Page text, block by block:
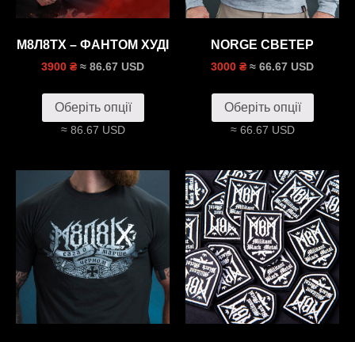
М8Л8ТХ – ФАНТОМ ХУДI
3900 ₴ ≈ 86.67 USD
Оберіть опції
≈ 86.67 USD
NORGE СВЕТЕР
3000 ₴ ≈ 66.67 USD
Оберіть опції
≈ 66.67 USD